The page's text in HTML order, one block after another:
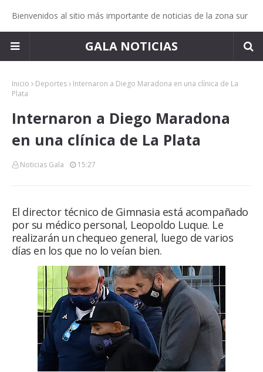
Bienvenidos al sitio más importante de noticias de la zona sur
GALA NOTICIAS
Inicio Deportes
Internaron a Diego Maradona en una clínica de La
Plata
Internaron a Diego Maradona
en una clínica de La Plata
Noticias Gala 15:27
El director técnico de Gimnasia está acompañado
por su médico personal, Leopoldo Luque. Le
realizarán un chequeo general, luego de varios
días en los que no lo veían bien.